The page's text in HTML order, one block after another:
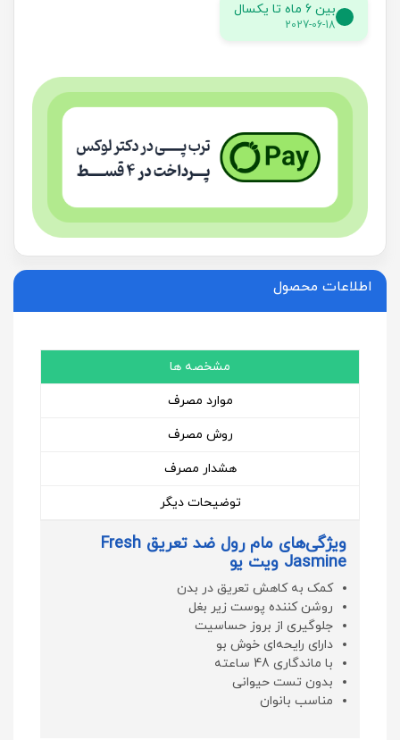
بین 6 ماه تا یکسال
2027-06-18
اطلاعات محصول
مشخصه ها
موارد مصرف
روش مصرف
هشدار مصرف
توضیحات دیگر
ویژگی‌های مام رول ضد تعریق Fresh
Jasmine ویت یو
کمک به کاهش تعریق در بدن
روشن کننده پوست زیر بغل
جلوگیری از بروز حساسیت
دارای رایحه‌ای خوش بو
با ماندگاری 48 ساعته
بدون تست حیوانی
مناسب بانوان